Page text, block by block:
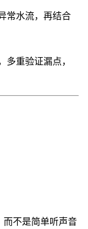
常水流，再结合
重验证漏点，
而不是简单听声音